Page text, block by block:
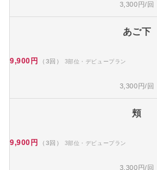
3,300円/回
あご下
9,900円 （3回） 3部位・デビュープラン
3,300円/回
頬
9,900円 （3回） 3部位・デビュープラン
3,300円/回